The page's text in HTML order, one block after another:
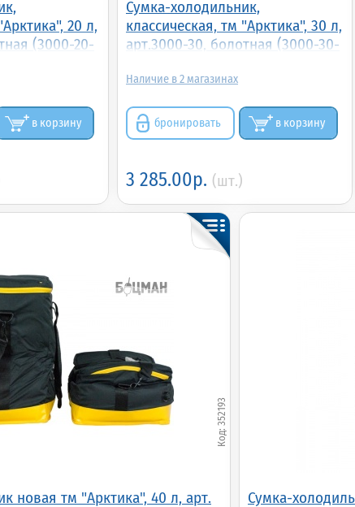
20 л,
(3000-20-
в корзину
Сумка-холодильник,
классическая, тм "Арктика", 30 л,
арт.3000-30, болотная (3000-30-
2
бронировать в корзину
3 285.00р. (шт.)
новая тм "Арктика", 40 л, арт.
352193
Сумка-